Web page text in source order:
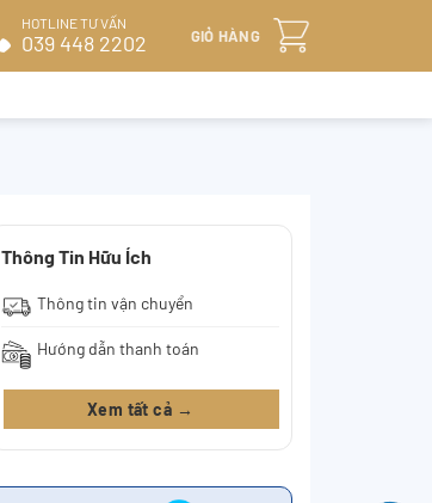
HOTLINE TƯ VẤN
039 448 2202 GIỎ HÀNG
Thông Tin Hữu Ích
Thông tin vận chuyển
Hướng dẫn thanh toán
Xem tất cả →